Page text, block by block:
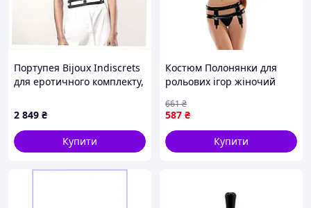
Портупея Bijoux Indiscrets
для еротичного комплекту,
2 849 ₴
Купити
Костюм Полонянки для
рольових ігор жіночий
XS/S чорний зі штучної
шкіри
587 ₴
661₴
Купити